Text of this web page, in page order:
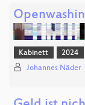
Kabinett 2024
Johannes Näder